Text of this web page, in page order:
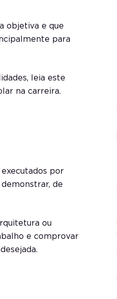
objetiva e que
para
leia este
na carreira.
por
de
ou
e comprovar